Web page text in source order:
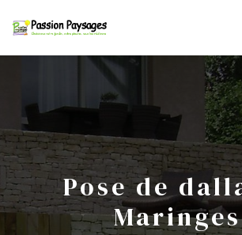
pose de dallage
Maringes